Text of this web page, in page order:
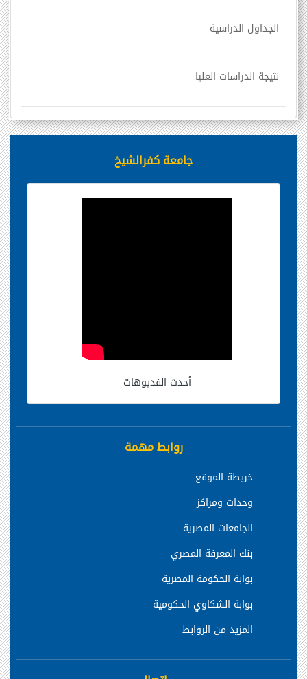
الجداول الدراسية
نتيجة الدراسات العليا
جامعة كفرالشيخ
أحدث الفديوهات
روابط مهمة
خريطة الموقع
وحدات ومراكز
الجامعات المصرية
بنك المعرفة المصري
بوابة الحكومة المصرية
بوابة الشكاوي الحكومية
المزيد من الروابط